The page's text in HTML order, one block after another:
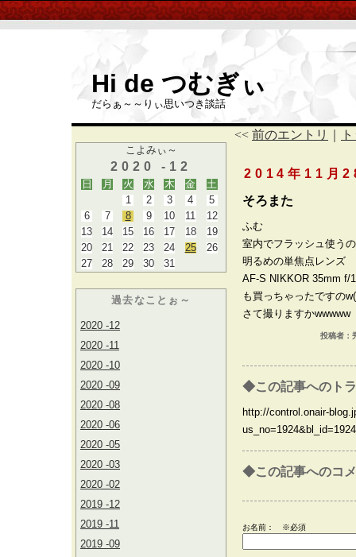
Hi de つむぎぃ
だらぁ～～りぃ思いつき談話
こよみぃ～
2020 -12
日 月 火 水 木 金
土
1
2 3 4
5
6
7 8 9 10 11
12
13
14 15 16 17 18
19
20
21 22 23 24 25
26
27
28 29 30 31
過去なことぉ～
2020 -12
2020 -11
2020 -10
2020 -09
2020 -08
2020 -06
2020 -05
2020 -03
2020 -02
2019 -12
2019 -11
2019 -09
<< 前のエントリ
2014年11月
そろまた
ふむ
室内でフラッシュ使う
明るめの単焦点レンズ
AF-S NIKKOR 35mm f/
も買っちゃったですの
さて撮りますかwwwww
投稿者
◆この記事へのト
http://control.onair-
◆この記事へのコ
お名前： ※必須